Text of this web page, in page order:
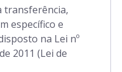
transferência,
específico e
na Lei nº
2011 (Lei de